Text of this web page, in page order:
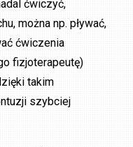
ćwiczyć,
można np. pływać,
ćwiczenia
fizjoterapeutę)
takim
szybciej